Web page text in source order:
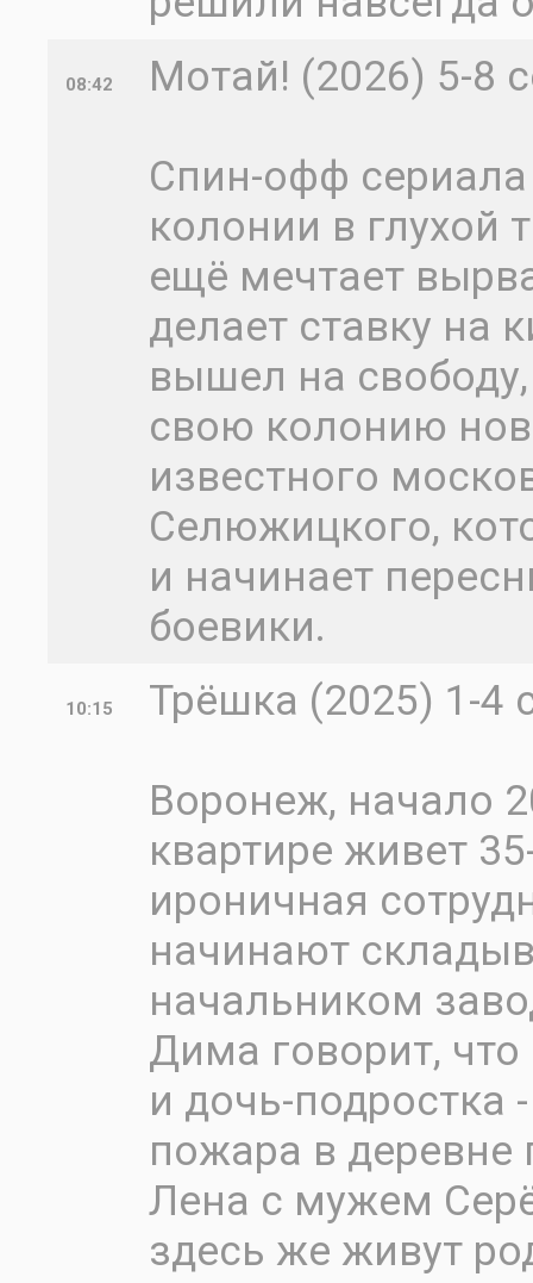
08:42
Мотай! (2026) 5-8
Спин-офф
колонии в глухой
ещё мечтает
делает ставку на
вышел на
свою колонию
известного
Селюжицкого,
и начинает
боевики.
10:15
Трёшка (2025) 1-4
Воронеж, начало
квартире живет
ироничная
начинают
начальником
Дима говорит, что
и дочь-подростка
пожара в
Лена с мужем
здесь же живут